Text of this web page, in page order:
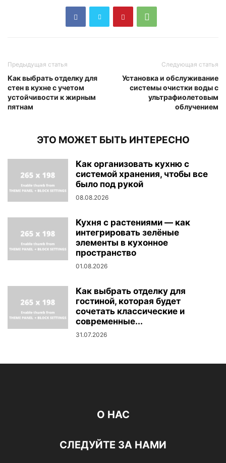
Предыдущая статья
Как выбрать отделку для
стен в кухне с учетом
устойчивости к жирным
пятнам
Следующая статья
Установка и обслуживание
системы очистки воды с
ультрафиолетовым
облучением
ЭТО МОЖЕТ БЫТЬ ИНТЕРЕСНО
Как организовать кухню с
системой хранения, чтобы все
было под рукой
08.08.2026
Кухня с растениями — как
интегрировать зелёные
элементы в кухонное
пространство
01.08.2026
Как выбрать отделку для
гостиной, которая будет
сочетать классические и
современные...
31.07.2026
О НАС
СЛЕДУЙТЕ ЗА НАМИ